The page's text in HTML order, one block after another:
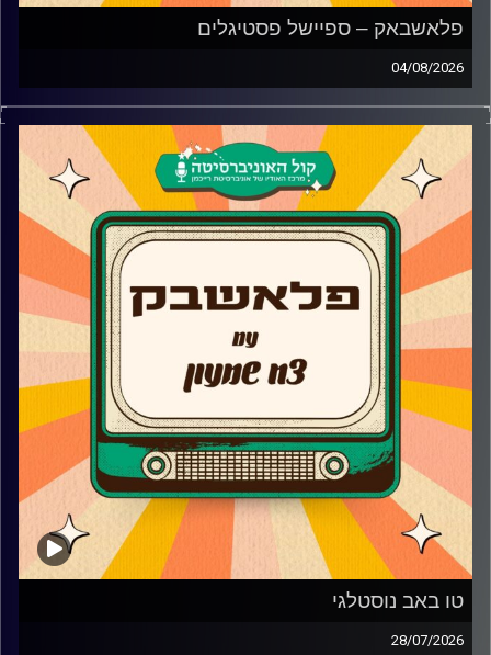
פלאשבאק – ספיישל פסטיגלים
04/08/2026
צח שמעון מביא לכם את שירי הנוסטלגיה הטובים שעשו לו
את השבוע
קרדיט תמונות:
AudioVersity
טו באב נוסטלגי
28/07/2026